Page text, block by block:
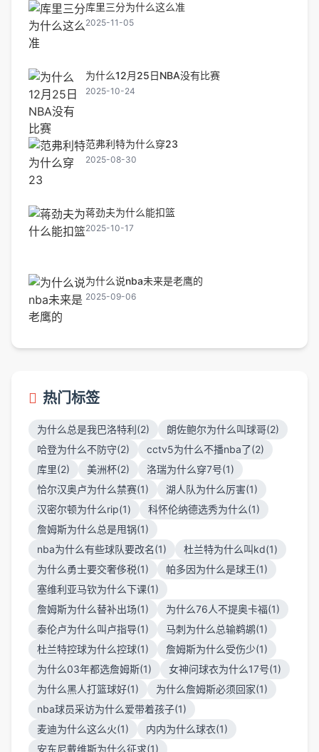
库里三分为什么这么准
2025-11-05
为什么12月25日NBA没有比赛
2025-10-24
范弗利特为什么穿23
2025-08-30
蒋劲夫为什么能扣篮
2025-10-17
为什么说nba未来是老鹰的
2025-09-06
热门标签
为什么总是我巴洛特利(2)
朗佐鲍尔为什么叫球哥(2)
哈登为什么不防守(2)
cctv5为什么不播nba了(2)
库里(2)
美洲杯(2)
洛瑞为什么穿7号(1)
恰尔汉奥卢为什么禁赛(1)
湖人队为什么厉害(1)
汉密尔顿为什么rip(1)
科怀伦纳德选秀为什么(1)
詹姆斯为什么总是甩锅(1)
nba为什么有些球队要改名(1)
杜兰特为什么叫kd(1)
为什么勇士要交奢侈税(1)
帕多因为什么是球王(1)
塞维利亚马钦为什么下课(1)
詹姆斯为什么替补出场(1)
为什么76人不提奥卡福(1)
泰伦卢为什么叫卢指导(1)
马刺为什么总输鹈鹕(1)
杜兰特控球为什么控球(1)
詹姆斯为什么受伤少(1)
为什么03年都选詹姆斯(1)
女神问球衣为什么17号(1)
为什么黑人打篮球好(1)
为什么詹姆斯必须回家(1)
nba球员采访为什么爱带着孩子(1)
麦迪为什么这么火(1)
内内为什么球衣(1)
安东尼戴维斯为什么征求(1)